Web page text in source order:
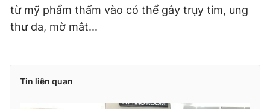
từ mỹ phẩm thấm vào có thể gây trụy tim, ung
thư da, mờ mắt...
Tin liên quan